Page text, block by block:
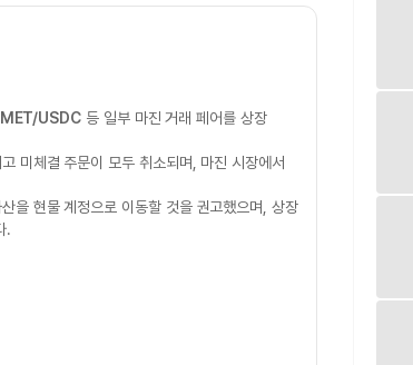
MET/USDC 등 일부 마진 거래 페어를 상장
미체결 주문이 모두 취소되며, 마진 시장에서
을 현물 계정으로 이동할 것을 권고했으며, 상장
.